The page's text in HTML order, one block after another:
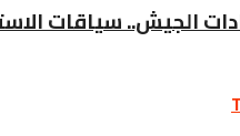
الجيش.. سياقات